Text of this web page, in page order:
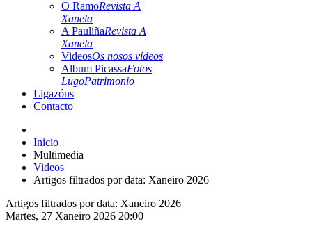
O RamoRevista A
Xanela
A PauliñaRevista A
Xanela
VideosOs nosos videos
Album PicassaFotos
LugoPatrimonio
Ligazóns
Contacto
Inicio
Multimedia
Videos
Artigos filtrados por data: Xaneiro 2026
Artigos filtrados por data: Xaneiro 2026
Martes, 27 Xaneiro 2026 20:00